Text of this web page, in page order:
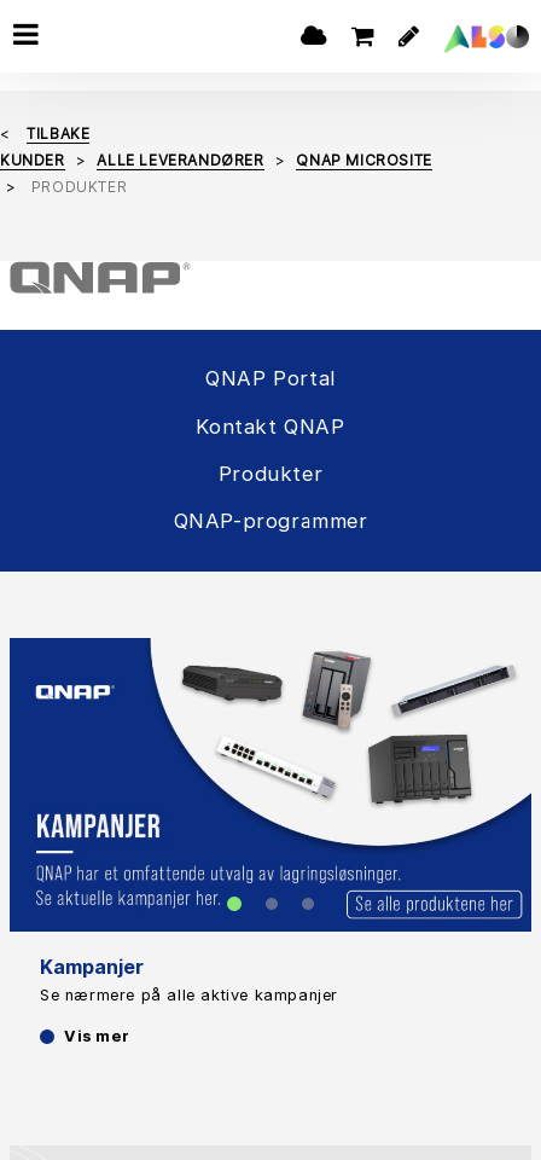
TILBAKE
KUNDER
ALLE LEVERANDØRER
QNAP MICROSITE
PRODUKTER
QNAP Portal
Kontakt QNAP
Produkter
QNAP-programmer
Kampanjer
Se nærmere på alle aktive kampanjer
Vis mer